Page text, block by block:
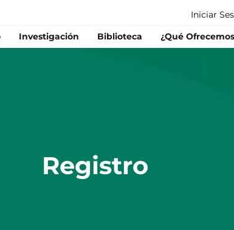
Iniciar
Investigación Biblioteca ¿Qué
Registro